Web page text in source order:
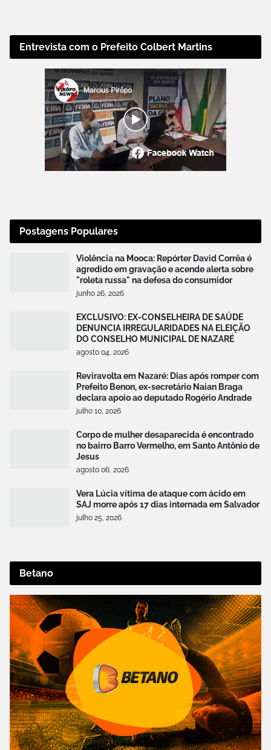
Entrevista com o Prefeito Colbert Martins
Postagens Populares
Violência na Mooca: Repórter David Corrêa é
agredido em gravação e acende alerta sobre
"roleta russa" na defesa do consumidor
junho 26, 2026
EXCLUSIVO: EX-CONSELHEIRA DE SAÚDE
DENUNCIA IRREGULARIDADES NA ELEIÇÃO
DO CONSELHO MUNICIPAL DE NAZARÉ
agosto 04, 2026
Reviravolta em Nazaré: Dias após romper com
Prefeito Benon, ex-secretário Naian Braga
declara apoio ao deputado Rogério Andrade
julho 10, 2026
Corpo de mulher desaparecida é encontrado
no bairro Barro Vermelho, em Santo Antônio de
Jesus
agosto 06, 2026
Vera Lúcia vítima de ataque com ácido em
SAJ morre após 17 dias internada em Salvador
julho 25, 2026
Betano